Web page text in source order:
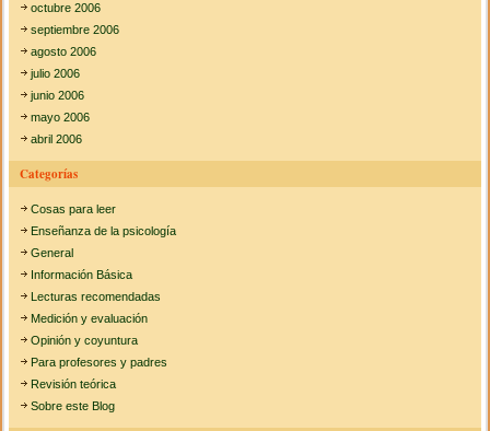
octubre 2006
septiembre 2006
agosto 2006
julio 2006
junio 2006
mayo 2006
abril 2006
Categorías
Cosas para leer
Enseñanza de la psicología
General
Información Básica
Lecturas recomendadas
Medición y evaluación
Opinión y coyuntura
Para profesores y padres
Revisión teórica
Sobre este Blog